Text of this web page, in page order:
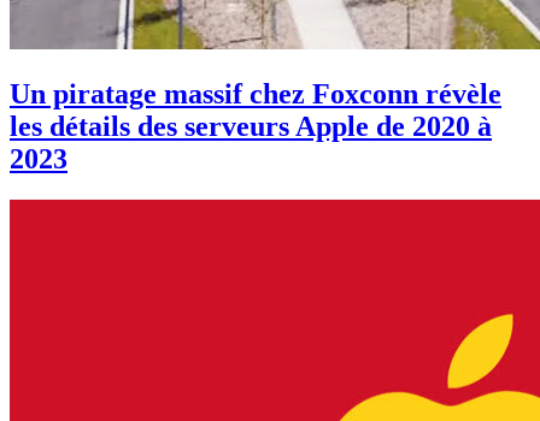
Un piratage massif chez Foxconn révèle
les détails des serveurs Apple de 2020 à
2023